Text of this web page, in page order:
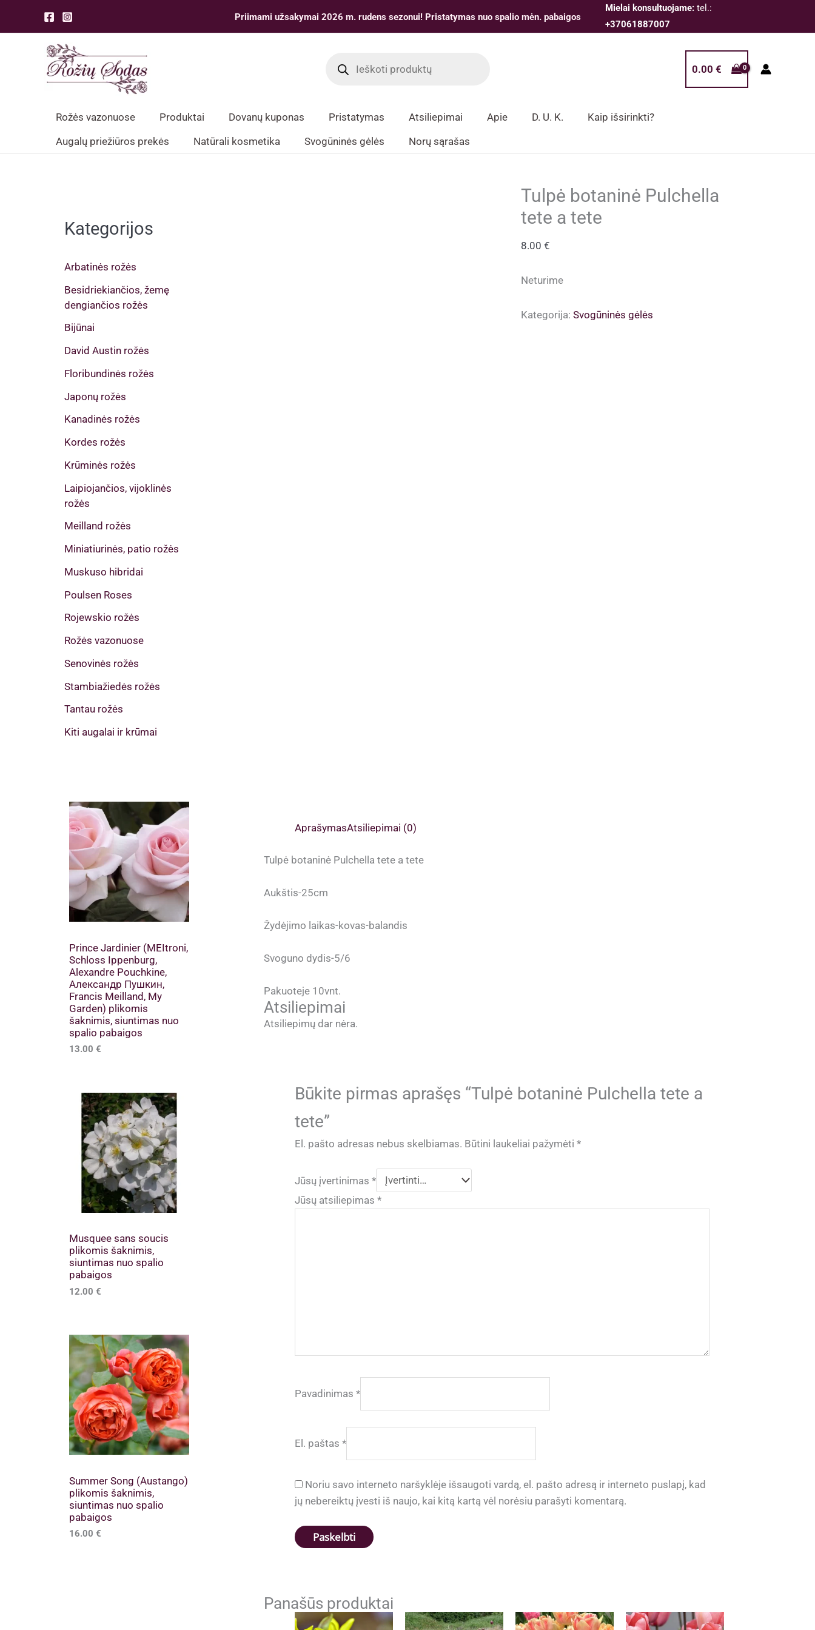
Priimami užsakymai 2026 m. rudens sezonui! Pristatymas nuo spalio mėn. pabaigos
Mielai konsultuojame: tel.:
+37061887007
search
0.00 €
Rožės vazonuose Produktai Dovanų kuponas Pristatymas Atsiliepimai Apie D. U. K.
Kaip išsirinkti?
Augalų priežiūros prekės
Natūrali kosmetika Svogūninės gėlės Norų sąrašas
Kategorijos
Arbatinės rožės
Besidriekiančios, žemę
dengiančios rožės
Bijūnai
David Austin rožės
Floribundinės rožės
Japonų rožės
Kanadinės rožės
Kordes rožės
Krūminės rožės
Laipiojančios, vijoklinės
rožės
Meilland rožės
Miniatiurinės, patio rožės
Muskuso hibridai
Poulsen Roses
Rojewskio rožės
Rožės vazonuose
Senovinės rožės
Stambiažiedės rožės
Tantau rožės
Kiti augalai ir krūmai
Prince Jardinier (MEItroni,
Schloss Ippenburg,
Alexandre Pouchkine,
Александр Пушкин,
Francis Meilland, My
Garden) plikomis
šaknimis, siuntimas nuo
spalio pabaigos
13.00 €
Musquee sans soucis
plikomis šaknimis,
siuntimas nuo spalio
pabaigos
12.00 €
Summer Song (Austango)
plikomis šaknimis,
siuntimas nuo spalio
pabaigos
16.00 €
Tulpė botaninė Pulchella
tete a tete
8.00€
Neturime
Kategorija:Svogūninės gėlės
AprašymasAtsiliepimai (0)
Tulpė botaninė Pulchella tete a tete
Aukštis-25cm
Žydėjimo laikas-kovas-balandis
Svoguno dydis-5/6
Pakuoteje 10vnt.
Atsiliepimai
Atsiliepimų dar nėra.
Būkite pirmas aprašęs “Tulpė botaninė Pulchella tete a
tete”
El. pašto adresas nebus skelbiamas. Būtini laukeliai pažymėti *
Jūsų įvertinimas *
Jūsų atsiliepimas *
Pavadinimas *
El. paštas *
Noriu savo interneto naršyklėje išsaugoti vardą, el. pašto adresą ir interneto puslapį, kad
jų nebereiktų įvesti iš naujo, kai kitą kartą vėl norėsiu parašyti komentarą.
Panašūs produktai